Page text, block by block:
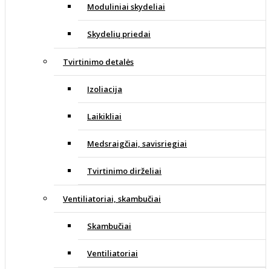
Moduliniai skydeliai
Skydelių priedai
Tvirtinimo detalės
Izoliacija
Laikikliai
Medsraigčiai, savisriegiai
Tvirtinimo dirželiai
Ventiliatoriai, skambučiai
Skambučiai
Ventiliatoriai